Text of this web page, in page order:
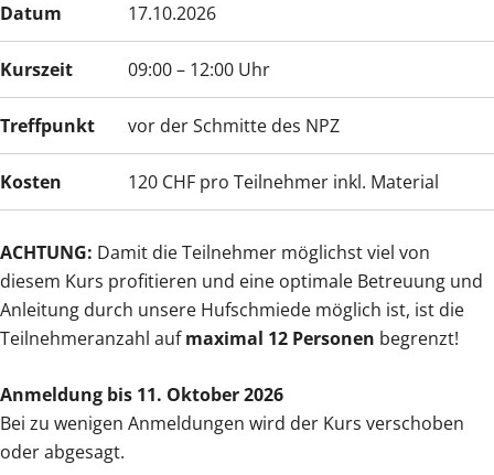
Datum 17.10.2026
Kurszeit 09:00 – 12:00 Uhr
Treffpunkt vor der Schmitte des NPZ
Kosten 120 CHF pro Teilnehmer inkl. Material
ACHTUNG: Damit die Teilnehmer möglichst viel von
diesem Kurs profitieren und eine optimale Betreuung und
Anleitung durch unsere Hufschmiede möglich ist, ist die
Teilnehmeranzahl aufmaximal 12 Personen begrenzt!
Anmeldung bis 11. Oktober 2026
Bei zu wenigen Anmeldungen wird der Kurs verschoben
oder abgesagt.